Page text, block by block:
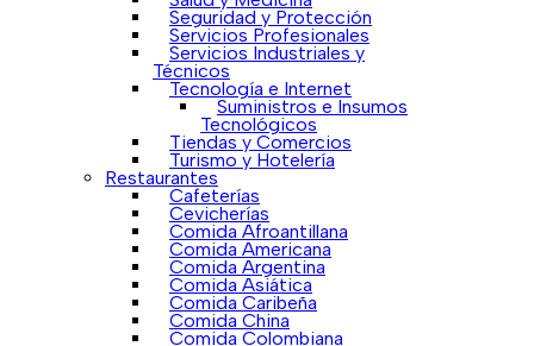
Seguridad y Protección
Servicios Profesionales
Servicios Industriales y
Técnicos
Tecnología e Internet
Suministros e Insumos
Tecnológicos
Tiendas y Comercios
Turismo y Hotelería
Restaurantes
Cafeterías
Cevicherías
Comida Afroantillana
Comida Americana
Comida Argentina
Comida Asiática
Comida Caribeña
Comida China
Comida Colombiana